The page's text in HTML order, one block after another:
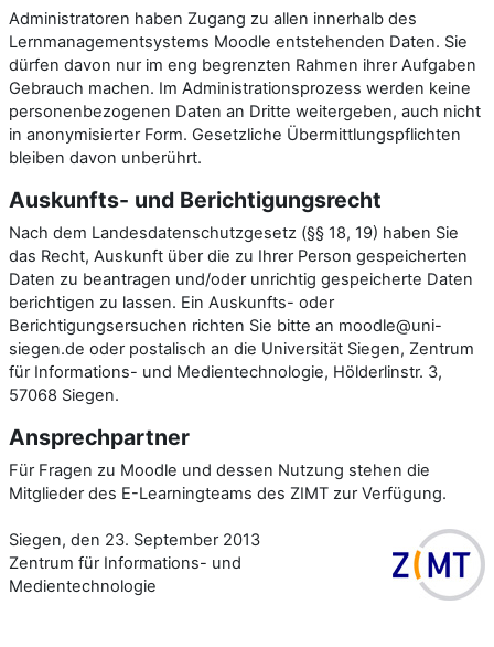
Administratoren haben Zugang zu allen innerhalb des
Lernmanagementsystems Moodle entstehenden Daten. Sie
dürfen davon nur im eng begrenzten Rahmen ihrer Aufgaben
Gebrauch machen. Im Administrationsprozess werden keine
personenbezogenen Daten an Dritte weitergeben, auch nicht
in anonymisierter Form. Gesetzliche Übermittlungspflichten
bleiben davon unberührt.
Auskunfts- und Berichtigungsrecht
Nach dem Landesdatenschutzgesetz (§§ 18, 19) haben Sie
das Recht, Auskunft über die zu Ihrer Person gespeicherten
Daten zu beantragen und/oder unrichtig gespeicherte Daten
berichtigen zu lassen. Ein Auskunfts- oder
Berichtigungsersuchen richten Sie bitte an moodle@uni-
siegen.de oder postalisch an die Universität Siegen, Zentrum
für Informations- und Medientechnologie, Hölderlinstr. 3,
57068 Siegen.
Ansprechpartner
Für Fragen zu Moodle und dessen Nutzung stehen die
Mitglieder des E-Learningteams des ZIMT zur Verfügung.
Siegen, den 23. September 2013
Zentrum für Informations- und
Medientechnologie